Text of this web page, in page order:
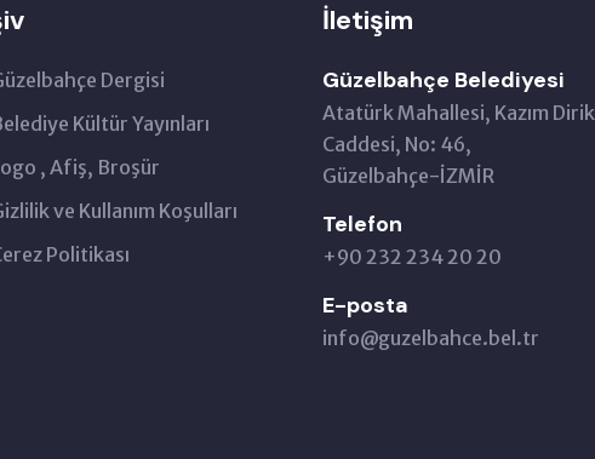
Dergisi
Kültür Yayınları
, Afiş, Broşür
ve Kullanım Koşulları
Politikası
İletişim
Güzelbahçe Belediyesi
Atatürk Mahallesi, Kazım Dirik
Caddesi, No: 46,
Güzelbahçe-İZMİR
Telefon
+90 232 234 20 20
E-posta
info@guzelbahce.bel.tr